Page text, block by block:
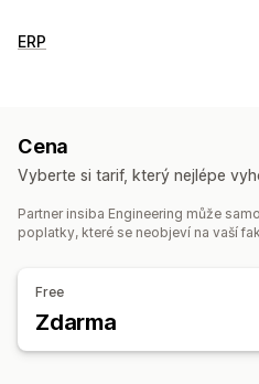
Typy dokumentů
Přizpůsobení
Barva a písmo Čísla faktur
Správa souborů
Výkazy
ERP
Automatizované plnění
Synchronizace objednávek
Správa skladových zásob
Účetnictví a finance
Účty závazků
Nákupní objednávky Řízení
Cena
Vyberte si tarif, který nejlépe
Partner insiba Engineering může
poplatky, které se neobjeví na vaší
Free
Zdarma